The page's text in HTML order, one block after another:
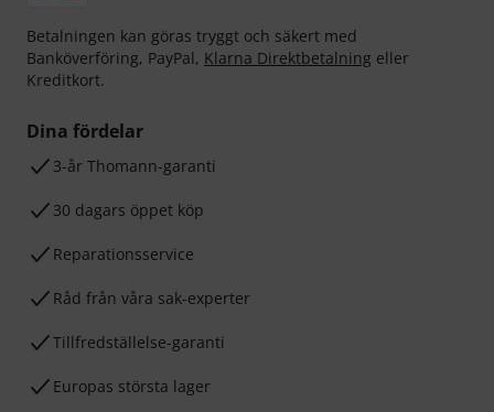
Betalningen kan göras tryggt och säkert med
Banköverföring, PayPal, Klarna Direktbetalning eller
Kreditkort.
Dina fördelar
3-år Thomann-garanti
30 dagars öppet köp
Reparationsservice
Råd från våra sak-experter
Tillfredställelse-garanti
Europas största lager